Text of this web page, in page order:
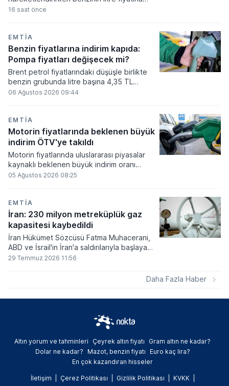
indirim beklenirken artış yansıtılması
dalgalanan küresel piyasalar, iç piyasadaki
akaryakıt tarifelerini doğrudan etkiliyor.
16 saat önce
EMTIA
Benzin fiyatlarına indirim kapıda:
Pompa fiyatları değişecek mi?
Brent petrol fiyatlarındaki düşüşle birlikte
benzin grubunda litre başına 4,35 TL
tutarında bir indirim yapılması gündeme
planlandığından, nihai kararın ardından
pompa fiyatlarına yansıyıp yansımayacağı
netlik kazanacak.
06 Ağustos 2026 09:44
EMTIA
Motorin fiyatlarında beklenen büyük
indirim ÖTV'ye takıldı
Motorin fiyatlarında uluslararası piyasalar
kaynaklı beklenen büyük indirim oranı
netleşirken, hesaplanan tutarın önemli bir
yansıyan nihai indirim tutarı 1 lira 5 kuruş
olarak belirlendi.
05 Ağustos 2026 08:25
EMTIA
İran: 230 milyon metreküplük gaz
kapasitesi kaybedildi
İran Hükümet Sözcüsü Fatma Muhacerani,
ABD ve İsrail'in İran'a saldırılarıyla başlayan
son savaşta ülkenin günlük 230 milyon
29 Temmuz 2026 11:56
Daha Fazla Haber
Altın yorum ve tahminleri Çeyrek altın fiyatı
Gram altın ne kadar?
Dolar ne kadar?
Mazot, benzin fiyatı
Euro kaç lira?
En çok kazandıran hisseler
İletişim Çerez Politikası Gizlilik Politikası KVKK